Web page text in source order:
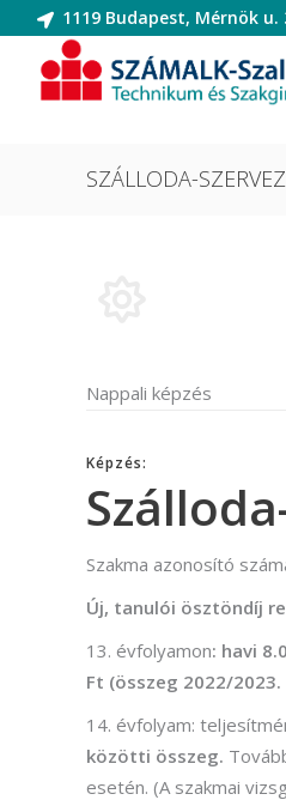
1119 Budapest, Mérnök u.
Szoftverfejlesztő
SZÁLLODA-
Nappali képzés
Képzés:
Szakma azonosító
Új, tanulói ösztöndíj
13. évfolyamon: havi
Ft (összeg 2022/
14. évfolyam:
közötti összeg.
esetén. (A szakmai